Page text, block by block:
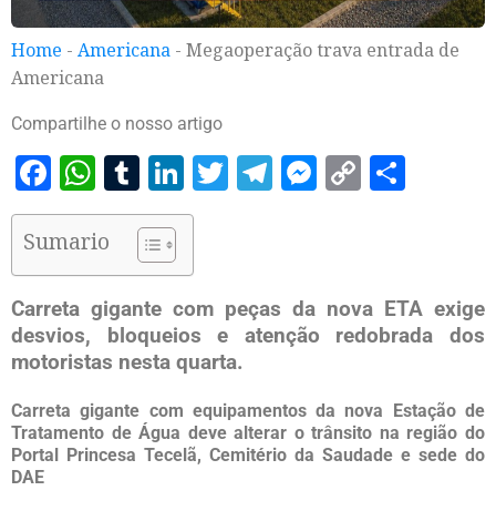
Home - Americana - Megaoperação trava entrada de
Americana
Compartilhe o nosso artigo
Facebook
WhatsApp
Tumblr
LinkedIn
Twitter
Telegram
Messenger
Copy
Sumario
Carreta gigante com peças da nova ETA exige
desvios, bloqueios e atenção redobrada dos
motoristas nesta quarta.
Carreta gigante com equipamentos da nova Estação de
Tratamento de Água deve alterar o trânsito na região do
Portal Princesa Tecelã, Cemitério da Saudade e sede do
DAE